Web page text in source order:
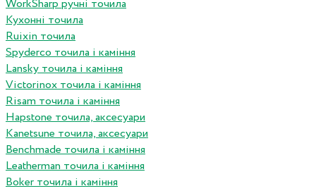
WorkSharp ручні точила
Кухонні точила
Ruixin точила
Spyderco точила і каміння
Lansky точила і каміння
Victorinox точила і каміння
Risam точила і каміння
Hapstone точила, аксесуари
Kanetsune точила, аксесуари
Benchmade точила і каміння
Leatherman точила і каміння
Boker точила і каміння